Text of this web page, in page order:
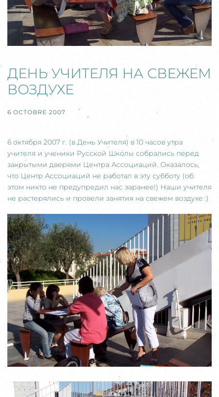
ДЕНЬ УЧИТЕЛЯ НА СВЕЖЕМ
ВОЗДУХЕ
6 OCTOBRE 2007
6 октября 2007 г. (в День Учителя) в 10 часов утра
учителя и ученики Русской Школы собрались перед
закрытыми дверями Центра Ассоциаций. Оказалось,
что Центр Ассоциаций не работал в эту субботу (об
этом никто не предупредил нас заранее!) Наши учителя
не растерялись и провели занятия на свежем воздухе :)